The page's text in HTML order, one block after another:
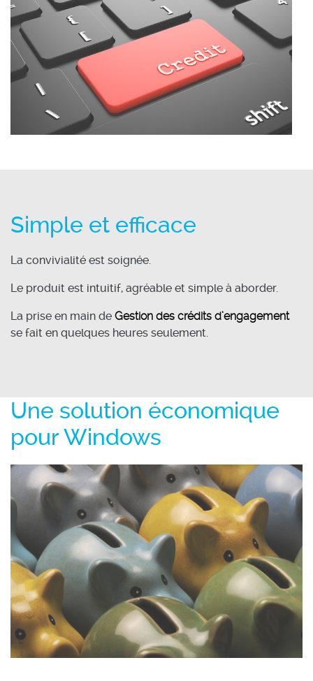
Simple et efficace
La convivialité est soignée.
Le produit est intuitif, agréable et simple à aborder.
La prise en main de Gestion des crédits d’engagement
se fait en quelques heures seulement.
Une solution économique
pour Windows